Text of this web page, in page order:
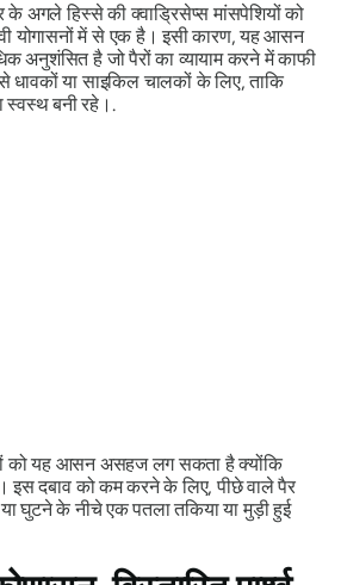
अगले हिस्से की क्वाड्रिसेप्स मांसपेशियों को
योगासनों में से एक है। इसी कारण, यह आसन
अनुशंसित है जो पैरों का व्यायाम करने में काफी
धावकों या साइकिल चालकों के लिए, ताकि
स्वस्थ बनी रहे।.
को यह आसन असहज लग सकता है क्योंकि
इस दबाव को कम करने के लिए, पीछे वाले पैर
घुटने के नीचे एक पतला तकिया या मुड़ी हुई